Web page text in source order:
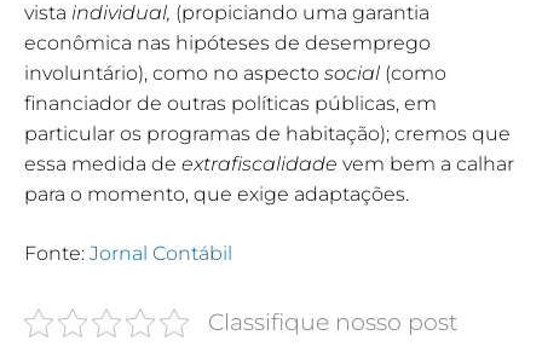
vista individual, (propiciando uma garantia
econômica nas hipóteses de desemprego
involuntário), como no aspecto social (como
financiador de outras políticas públicas, em
particular os programas de habitação); cremos que
essa medida de extrafiscalidade vem bem a calhar
para o momento, que exige adaptações.
Fonte: Jornal Contábil
Classifique nosso post